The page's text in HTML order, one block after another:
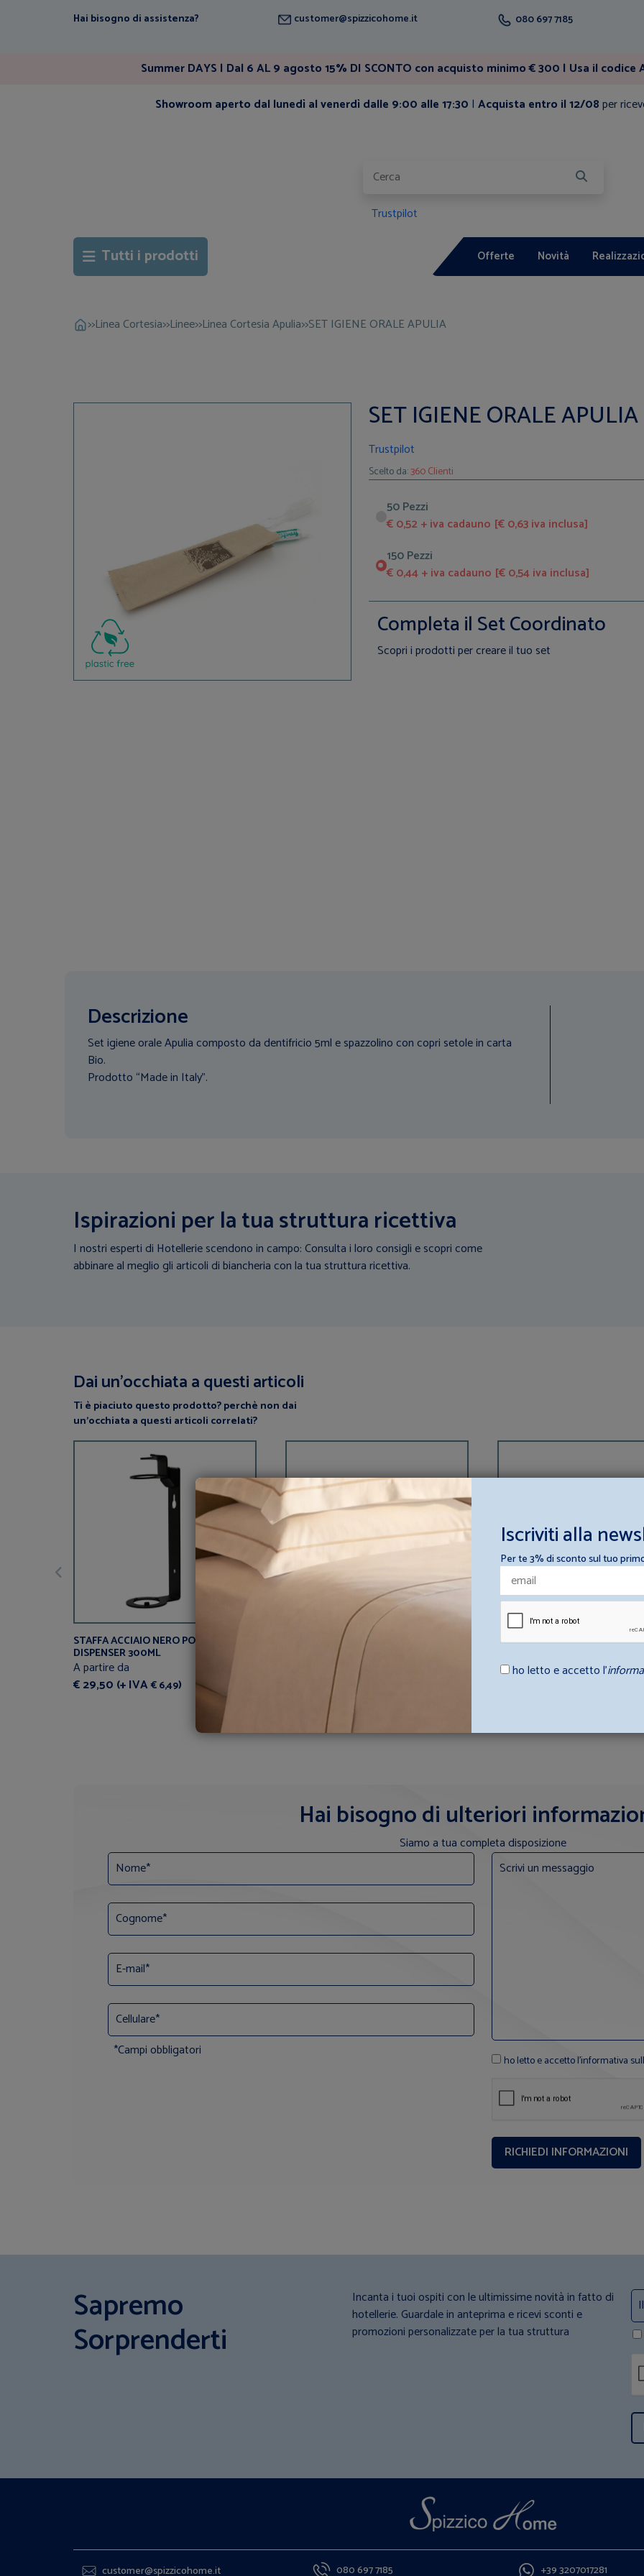
Hai bisogno di assistenza? customer@spizzicohome.it 080 697 7185
Summer DAYS | Dal 6 AL 9 agosto 15% DI SCONTO con acquisto minimo € 300 | Usa il codice
Showroom aperto dal lunedì al venerdì dalle 9:00 alle 17:30 | Acquista entro il 12/08per
Trustpilot
Tutti i prodotti Offerte Novità
>>Linea Cortesia>>Linee>>Linea Cortesia Apulia>>SET IGIENE ORALE APULIA
SET IGIENE ORALE APULIA
Trustpilot
Scelto da:360 Clienti
50 Pezzi
€ 0,52 + iva cadauno [€ 0,63 iva inclusa]
150 Pezzi
€ 0,44 + iva cadauno [€ 0,54 iva inclusa]
Completa il Set Coordinato
Scopri i prodotti per creare il tuo set
Descrizione
Set igiene orale Apulia composto da dentifricio 5ml e spazzolino con copri setole in carta
Bio.
Prodotto “Made in Italy”.
Ispirazioni per la tua struttura ricettiva
I nostri esperti di Hotellerie scendono in campo: Consulta i loro consigli e scopri come
abbinare al meglio gli articoli di biancheria con la tua struttura ricettiva.
Dai un’occhiata a questi articoli
Ti è piaciuto questo prodotto? perchè non dai
un’occhiata a questi articoli correlati?
STAFFA ACCIAIO NERO PORTA
DISPENSER 300ML
A partire da
€ 29,50 (+ IVA€ 6,49)
KIT APULIA 1
A partire da
€ 1,35 (+ IVA
€ 0,30
CUFFIA DOCCIA APULIA
€ 0,15 (+ IVA€ 0,03)
Hai bisogno di ulteriori
Siamo a tua completa disposizione
*Campi obbligatori
ho letto e accetto l'informativa
Sapremo
Sorprenderti
Incanta i tuoi ospiti con le ultimissime novità in fatto di
hotellerie. Guardale in anteprima e ricevi sconti e
promozioni personalizzate per la tua struttura
customer@spizzicohome.it 080 697 7185 +39 3207017281
Iscriviti alla
Per te 3% di sconto sul tuo
ho letto e accetto l’